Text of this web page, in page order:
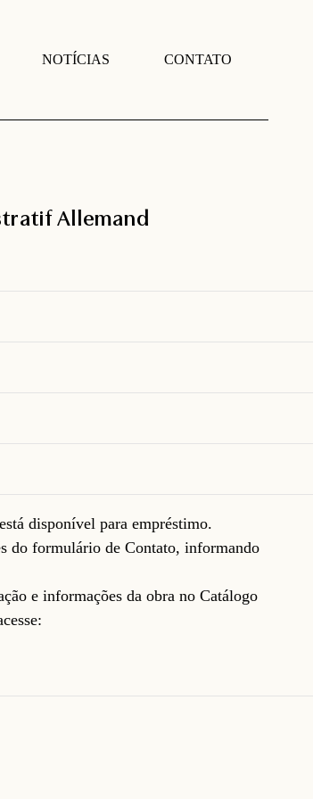
NOTÍCIAS CONTATO
Allemand
disponível para empréstimo.
do formulário deContato, informando
e informações da obra no Catálogo